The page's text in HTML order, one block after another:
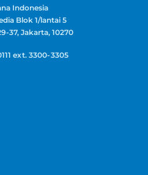
Indonesia
Blok 1/lantai 5
37, Jakarta, 10270
ext. 3300-3305